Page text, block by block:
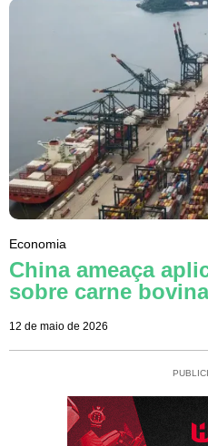
Economia
China ameaça
sobre carne
12 de maio de 2026